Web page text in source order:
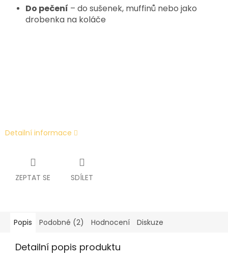
Do pečení – do sušenek, muffinů nebo jako
drobenka na koláče
Detailní informace
ZEPTAT SE SDÍLET
Popis Podobné (2) Hodnocení Diskuze
Detailní popis produktu